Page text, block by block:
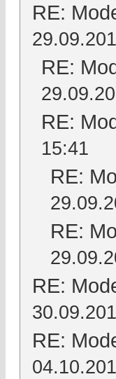
RE:
RE:
RE:
15:41
RE:
RE:
RE:
RE: